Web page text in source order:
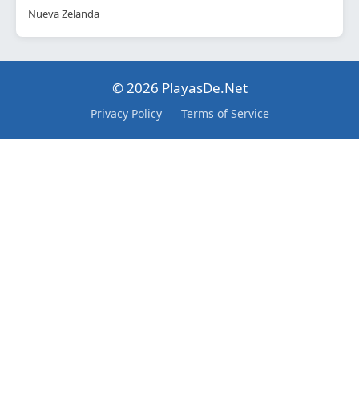
Nueva Zelanda
© 2026 PlayasDe.Net
Privacy Policy Terms of Service